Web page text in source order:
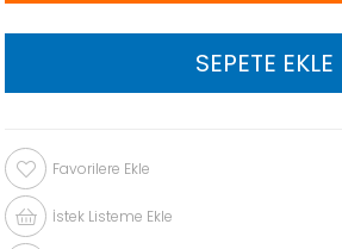
Favorilere Ekle
İstek Listeme Ekle